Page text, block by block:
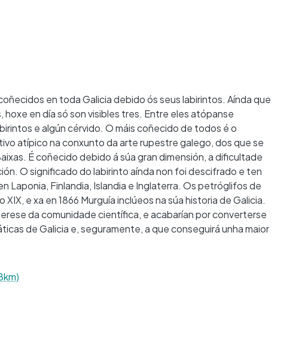
en toda Galicia debido ós seus labirintos. Aínda que
en día só son visibles tres. Entre eles atópanse
e algún cérvido. O máis coñecido de todos é o
atípico na conxunto da arte rupestre galego, dos que se
É coñecido debido á súa gran dimensión, a dificultade
O significado do labirinto aínda non foi descifrado e ten
Laponia, Finlandia, Islandia e Inglaterra. Os petróglifos de
e xa en 1866 Murguía inclúeos na súa historia de Galicia.
da comunidade científica, e acabarían por converterse
de Galicia e, seguramente, a que conseguirá unha maior